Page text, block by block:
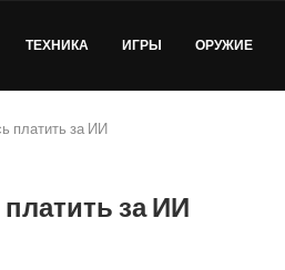
ТЕХНИКА ИГРЫ ОРУЖИЕ
платить за ИИ
за ИИ